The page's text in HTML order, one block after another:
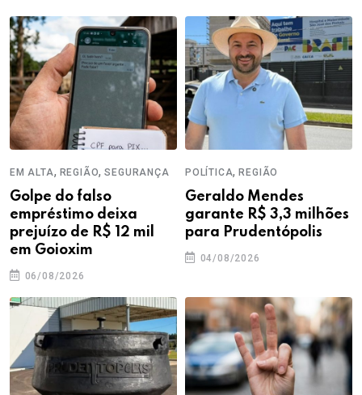
EM ALTA, REGIÃO,SEGURANÇA
Golpe do falso
empréstimo deixa
prejuízo de R$ 12 mil
em Goioxim
06/08/2026
POLÍTICA,REGIÃO
Geraldo Mendes
garante R$ 3,3 milhões
para Prudentópolis
04/08/2026